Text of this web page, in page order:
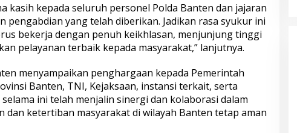
kasih kepada seluruh personel Polda Banten dan jajaran
pengabdian yang telah diberikan. Jadikan rasa syukur ini
bekerja dengan penuh keikhlasan, menjunjung tinggi
pelayanan terbaik kepada masyarakat,” lanjutnya.
menyampaikan penghargaan kepada Pemerintah
Banten, TNI, Kejaksaan, instansi terkait, serta
ini telah menjalin sinergi dan kolaborasi dalam
dan ketertiban masyarakat di wilayah Banten tetap aman
Bersajam di
Dibawah
Jateng Himbau Orang
Pengawasan Aktifitas
Hari
Warga Gombel Lama Desak Ganti
Untung, Kerusakan Rumah Diduga
Akibat Proyek PT Pakuwon, FAR
Siapkan Gugatan Berlapis